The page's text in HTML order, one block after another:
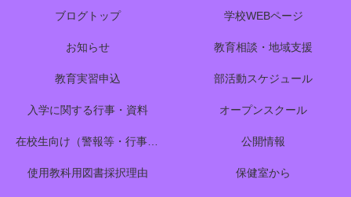
ブログトップ 学校WEBページ
お知らせ 教育相談・地域支援
教育実習申込 部活動スケジュール
入学に関する行事・資料 オープンスクール
在校生向け（警報等・行事予定） 公開情報
使用教科用図書採択理由 保健室から